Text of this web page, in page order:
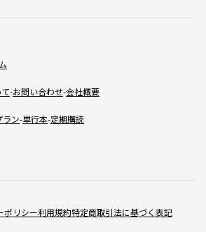
ポリシー利用規約特定商取引法に基づく表記
お問い合わせ 会社概要
ラン 単行本 定期購読